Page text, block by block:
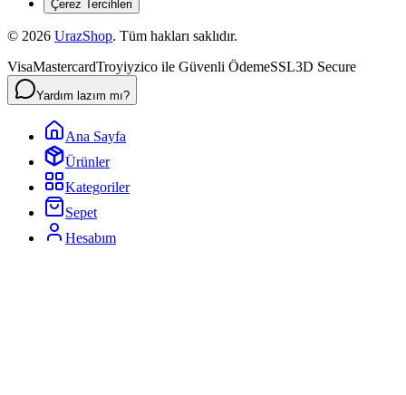
Çerez Tercihleri
© 2026 UrazShop. Tüm hakları saklıdır.
VisaMastercardTroyiyzico ile Güvenli ÖdemeSSL3D Secure
Yardım lazım mı?
Ana Sayfa
Ürünler
Kategoriler
Sepet
Hesabım